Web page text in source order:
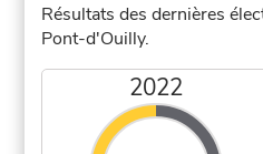
Résultats des dernières
Pont-d'Ouilly.
2022